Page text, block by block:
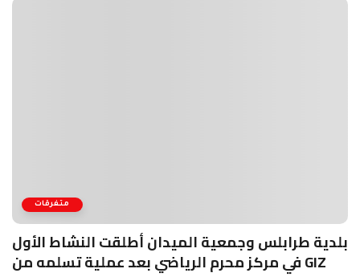
متفرقات
بلدية طرابلس وجمعية الميدان أطلقت النشاط الأول
في مركز محرم الرياضي بعد عملية تسلمه من GIZ